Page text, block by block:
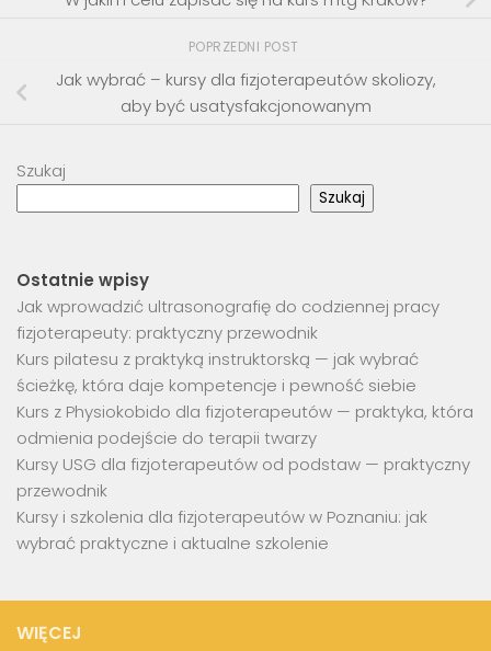
POPRZEDNI POST
Jak wybrać – kursy dla fizjoterapeutów skoliozy,
aby być usatysfakcjonowanym
Szukaj
Szukaj
Ostatnie wpisy
Jak wprowadzić ultrasonografię do codziennej pracy
fizjoterapeuty: praktyczny przewodnik
Kurs pilatesu z praktyką instruktorską — jak wybrać
ścieżkę, która daje kompetencje i pewność siebie
Kurs z Physiokobido dla fizjoterapeutów — praktyka, która
odmienia podejście do terapii twarzy
Kursy USG dla fizjoterapeutów od podstaw — praktyczny
przewodnik
Kursy i szkolenia dla fizjoterapeutów w Poznaniu: jak
wybrać praktyczne i aktualne szkolenie
WIĘCEJ